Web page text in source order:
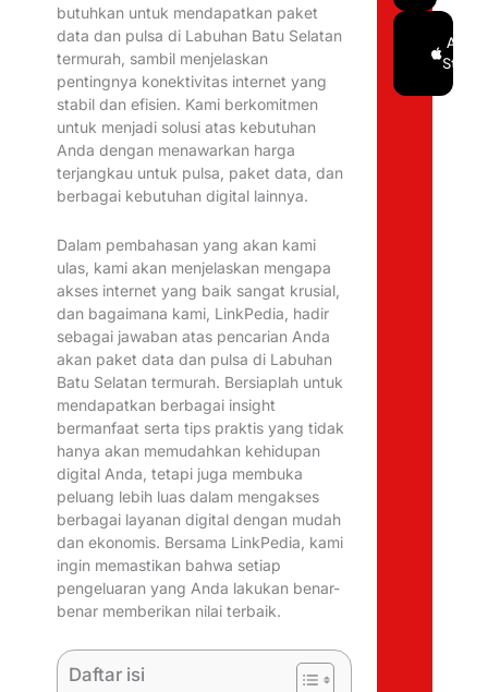
butuhkan untuk mendapatkan paket
data dan pulsa di Labuhan Batu Selatan
termurah, sambil menjelaskan
pentingnya konektivitas internet yang
stabil dan efisien. Kami berkomitmen
untuk menjadi solusi atas kebutuhan
Anda dengan menawarkan harga
terjangkau untuk pulsa, paket data, dan
berbagai kebutuhan digital lainnya.
Dalam pembahasan yang akan kami
ulas, kami akan menjelaskan mengapa
akses internet yang baik sangat krusial,
dan bagaimana kami, LinkPedia, hadir
sebagai jawaban atas pencarian Anda
akan paket data dan pulsa di Labuhan
Batu Selatan termurah. Bersiaplah untuk
mendapatkan berbagai insight
bermanfaat serta tips praktis yang tidak
hanya akan memudahkan kehidupan
digital Anda, tetapi juga membuka
peluang lebih luas dalam mengakses
berbagai layanan digital dengan mudah
dan ekonomis. Bersama LinkPedia, kami
ingin memastikan bahwa setiap
pengeluaran yang Anda lakukan benar-
benar memberikan nilai terbaik.
Daftar isi
Google
Play
App
Store